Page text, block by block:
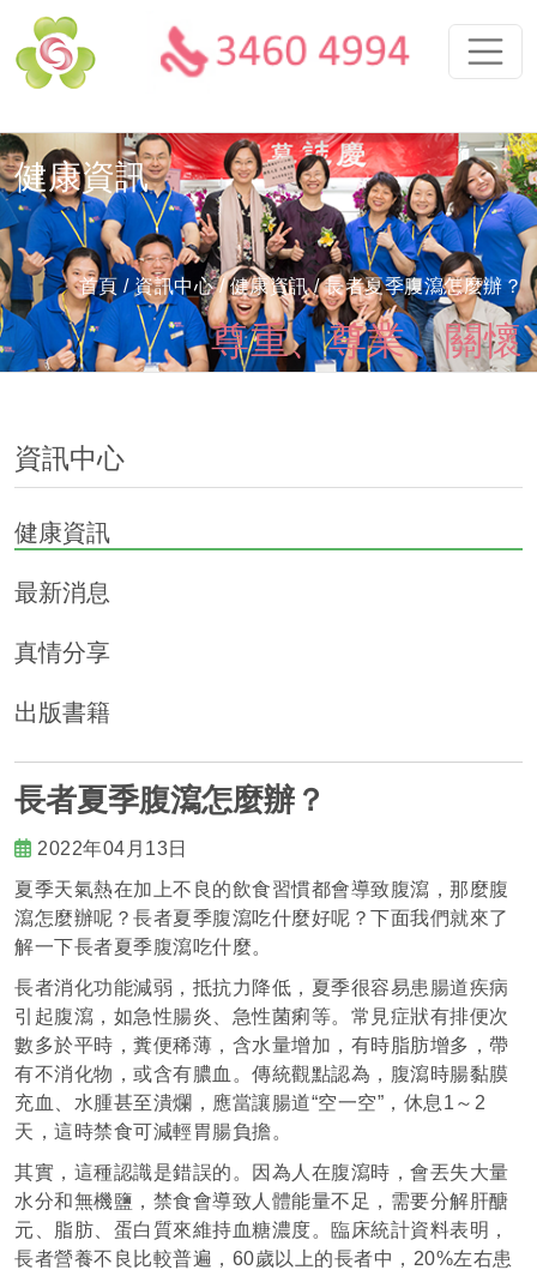
健康資訊
首頁 / 資訊中心 /健康資訊/ 長者夏季腹瀉怎麼辦？
尊重、尊業、關懷
資訊中心
健康資訊
最新消息
真情分享
出版書籍
長者夏季腹瀉怎麼辦？
2022年04月13日
夏季天氣熱在加上不良的飲食習慣都會導致腹瀉，那麼腹
瀉怎麼辦呢？長者夏季腹瀉吃什麼好呢？下面我們就來了
解一下長者夏季腹瀉吃什麼。
長者消化功能減弱，抵抗力降低，夏季很容易患腸道疾病
引起腹瀉，如急性腸炎、急性菌痢等。常見症狀有排便次
數多於平時，糞便稀薄，含水量增加，有時脂肪增多，帶
有不消化物，或含有膿血。傳統觀點認為，腹瀉時腸黏膜
充血、水腫甚至潰爛，應當讓腸道“空一空”，休息1～2
天，這時禁食可減輕胃腸負擔。
其實，這種認識是錯誤的。因為人在腹瀉時，會丟失大量
水分和無機鹽，禁食會導致人體能量不足，需要分解肝醣
元、脂肪、蛋白質來維持血糖濃度。臨床統計資料表明，
長者營養不良比較普遍，60歲以上的長者中，20%左右患